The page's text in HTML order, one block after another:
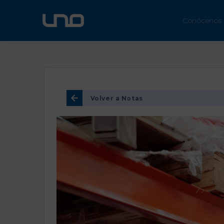
Conócenos
Volver a Notas